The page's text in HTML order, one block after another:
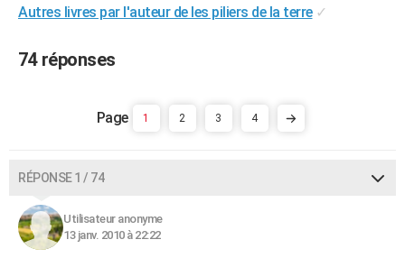
BONS PLANS
CARTE DE VOEUX
COPAINS D'AVANT
AVIS DE DÉCÈS
FORUM
Autres livres par l'auteur de les piliers de la terre ✓
74 réponses
1 2 3 4
RÉPONSE 1 / 74
Utilisateur anonyme
13 janv. 2010 à 22:22